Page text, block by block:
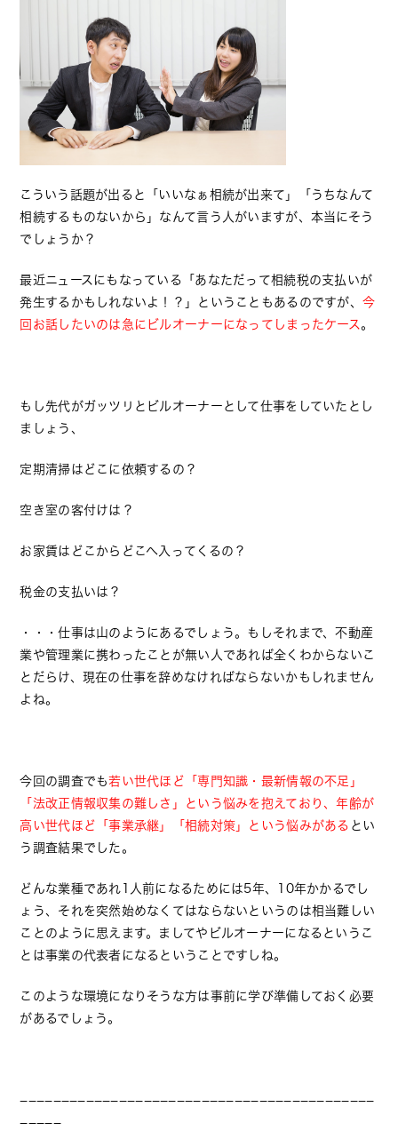
こういう話題が出ると「いいなぁ相続が出来て」「うちなんて
相続するものないから」なんて言う人がいますが、本当にそう
でしょうか？
最近ニュースにもなっている「あなただって相続税の支払いが
発生するかもしれないよ！？」ということもあるのですが、 今
回お話したいのは急にビルオーナーになってしまったケース 。
もし先代がガッツリとビルオーナーとして仕事をしていたとし
ましょう、
定期清掃はどこに依頼するの？
空き室の客付けは？
お家賃はどこからどこへ入ってくるの？
税金の支払いは？
・・・仕事は山のようにあるでしょう。もしそれまで、不動産
業や管理業に携わったことが無い人であれば全くわからないこ
とだらけ、現在の仕事を辞めなければならないかもしれません
よね。
今回の調査でも若い世代ほど「専門知識・最新情報の不足」
「法改正情報収集の難しさ」という悩みを抱えており、年齢が
高い世代ほど「事業承継」「相続対策」という悩みがある とい
う調査結果でした。
どんな業種であれ1人前になるためには5年、10年かかるでし
ょう、それを突然始めなくてはならないというのは相当難しい
ことのように思えます。ましてやビルオーナーになるというこ
とは事業の代表者になるということですしね。
このような環境になりそうな方は事前に学び準備しておく必要
があるでしょう。
−−−−−−−−−−−−−−−−−−−−−−−−−−−−−−−−−−−−−−−−−−−
−−−−−